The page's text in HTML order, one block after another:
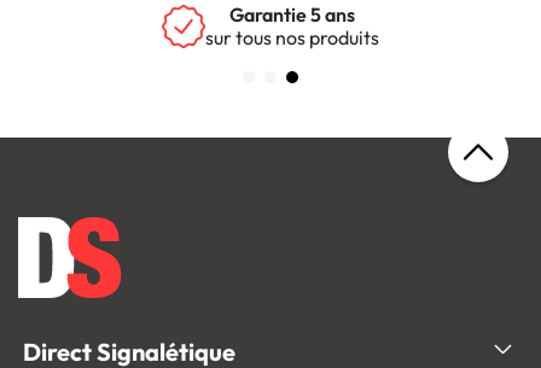
Garantie 5 ans
sur tous nos produits
Direct Signalétique